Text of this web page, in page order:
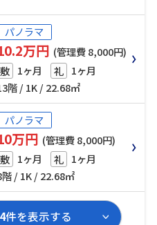
パノラマ
万円 (管理費 8,000円)
敷 1ヶ月 礼 1ヶ月
階 / 1K / 22.68㎡
パノラマ
万円 (管理費 8,000円)
敷 1ヶ月 礼 1ヶ月
階 / 1K / 22.68㎡
4件を表示する